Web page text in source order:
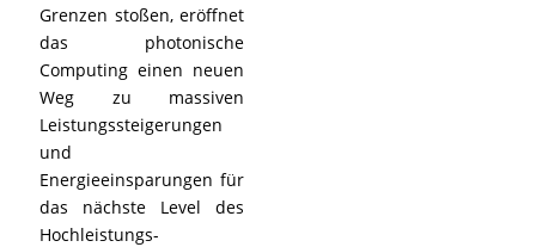
Grenzen stoßen, eröffnet
das photonische
Computing einen neuen
Weg zu massiven
Leistungssteigerungen
und
Energieeinsparungen für
das nächste Level des
Hochleistungs-